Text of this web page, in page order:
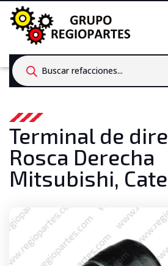
Products
search
Terminal de
Rosca Derecha
Mitsubishi,